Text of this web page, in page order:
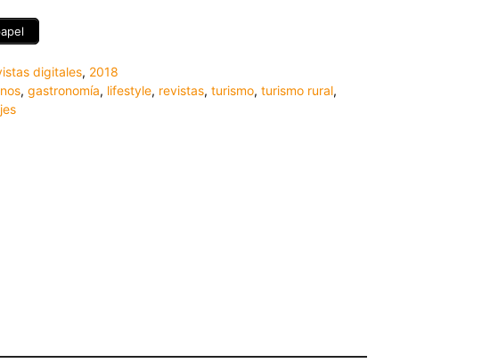
digitales, 2018
,gastronomía, lifestyle, revistas,turismo,turismo rural,